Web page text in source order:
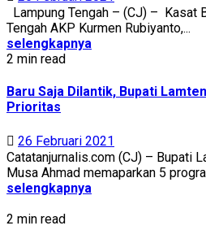
Lampung Tengah – (CJ) – Kasat
Tengah AKP Kurmen Rubiyanto,...
selengkapnya
2 min read
Baru Saja Dilantik, Bupati
Prioritas
26 Februari 2021
Catatanjurnalis.com (CJ) – Bupati
Musa Ahmad memaparkan 5
selengkapnya
2 min read